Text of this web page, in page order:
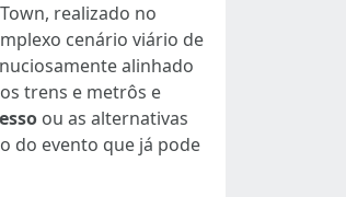
realizado no
cenário viário de
alinhado
trens e metrôs e
ou as alternativas
do evento que já pode